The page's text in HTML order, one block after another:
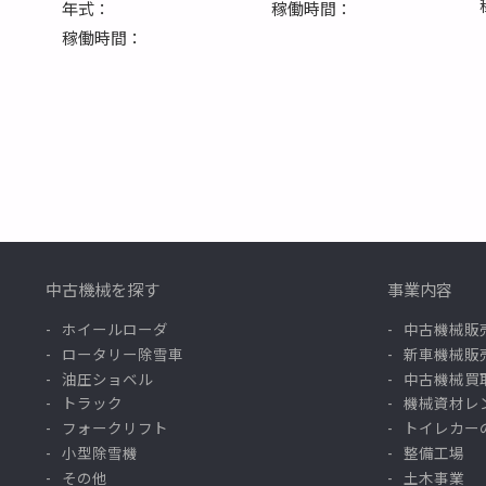
年式：
稼働時間：
稼働時間：
中古機械を探す
ホイールローダ
ロータリー除雪車
油圧ショベル
トラック
フォークリフト
小型除雪機
その他
事業内容
中古機械販
新車機械販
中古機械買
機械資材レ
トイレカ
整備工場
土木事業